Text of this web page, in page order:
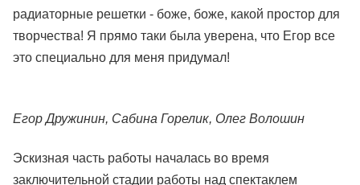
радиаторные решетки - боже, боже, какой простор для
творчества! Я прямо таки была уверена, что Егор все
это специально для меня придумал!
Егор Дружинин, Сабина Горелик, Олег Волошин
Эскизная часть работы началась во время
заключительной стадии работы над спектаклем